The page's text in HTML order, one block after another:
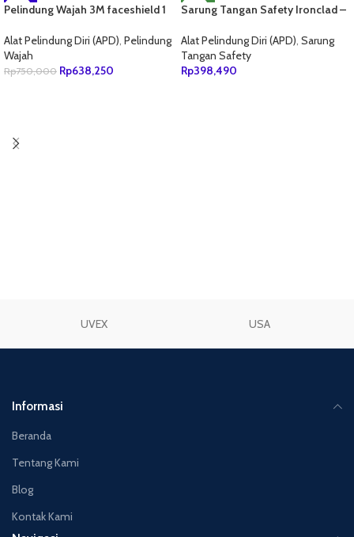
-15%
Pelindung Wajah 3M faceshield 1
Alat Pelindung Diri (APD), Pelindung
Wajah
Rp750,000 Rp638,250
NEW
Sarung Tangan Safety Ironclad –
Alat Pelindung Diri (APD), Sarung
Tangan Safety
Rp398,490
UVEX USA
Informasi
Beranda
Tentang Kami
Blog
Kontak Kami